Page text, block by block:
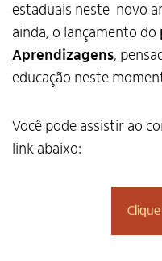
estaduais neste novo
ainda, o lançamento do
Aprendizagens,
educação neste
Você pode assistir ao
link abaixo: